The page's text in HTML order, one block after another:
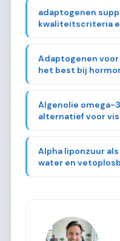
adaptogenen
kwaliteitscriteria
Adaptogenen voor
het best bij
Algenolie omega-
alternatief voor
Alpha liponzuur
water en